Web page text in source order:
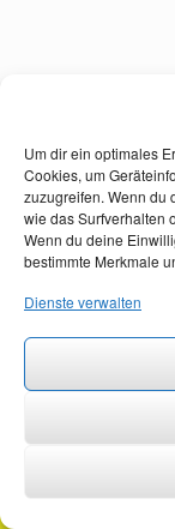
Um dir ein optimales
Cookies, um
zuzugreifen. Wenn du
wie das Surfverhalten
Wenn du deine
bestimmte Merkmale
Dienste verwalten
©2026 ·erstehilfekurs-